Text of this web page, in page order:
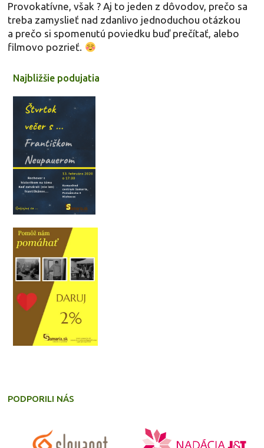
Provokatívne, však ? Aj to jeden z dôvodov, prečo sa
treba zamyslieť nad zdanlivo jednoduchou otázkou
a prečo si spomenutú poviedku buď prečítať, alebo
filmovo pozrieť.
Najbližšie podujatia
PODPORILI NÁS